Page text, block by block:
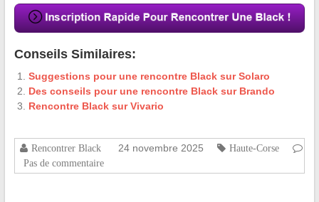
Conseils Similaires:
Suggestions pour une rencontre Black sur Solaro
Des conseils pour une rencontre Black sur Brando
Rencontre Black sur Vivario
Rencontrer Black 24 novembre 2025
Haute-Corse
Pas de commentaire